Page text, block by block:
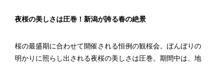
夜桜の美しさは圧巻！新潟が誇る春の絶景
桜の最盛期に合わせて開催される恒例の観桜会。ぼんぼりの
明かりに照らし出される夜桜の美しさは圧巻。期間中は、地